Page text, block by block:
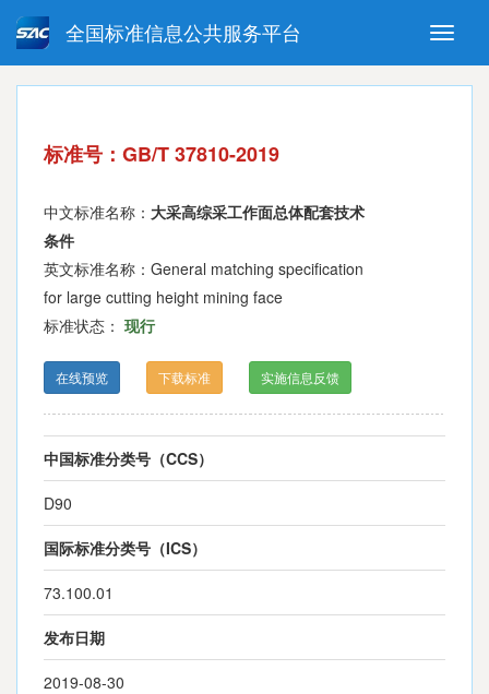
Toggle
全国标准信息公共服务平台
强制性国家标准 推荐性国家标准
指导性技术文件 (National standards in foreign
标准号：GB/T 37810-2019
中文标准名称： 大采高综采工作面总体配套技术
条件
英文标准名称：General matching specification
for large cutting height mining face
标准状态： 现行
在线预览 下载标准 实施信息反馈
中国标准分类号（CCS）
D90
国际标准分类号（ICS）
73.100.01
发布日期
2019-08-30